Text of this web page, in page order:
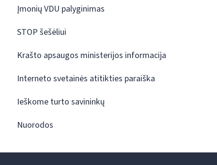
Įmonių VDU palyginimas
STOP šešėliui
Krašto apsaugos ministerijos informacija
Interneto svetainės atitikties paraiška
Ieškome turto savininkų
Nuorodos